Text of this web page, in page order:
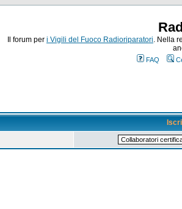
Il forum per i Vigili del Fuoco Radioriparatori. Nella
FAQ